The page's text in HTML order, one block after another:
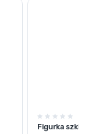
Figurka